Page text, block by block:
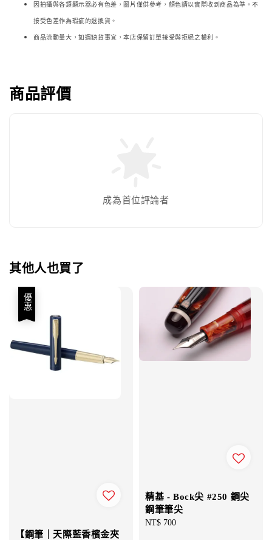
因拍攝與各類顯示器必有色差，圖片僅供參考，顏色請以實際收到商品為準。不
接受色差作為瑕疵的退換貨。
商品流動量大，如遇缺貨事宜，本店保留訂單接受與拒絕之權利。
商品評價
成為首位評論者
其他人也買了
優惠
【鋼筆｜天際藍香檳金夾
精基 - Bock尖 #250 鋼尖
鋼筆筆尖
Regular
NT$ 700